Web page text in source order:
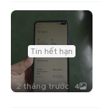
Tin hết hạn
2 tháng trước 4